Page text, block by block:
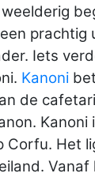
prachtig
Iets
Kanoni
de
Kanoni
Corfu. Het
Vanaf